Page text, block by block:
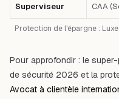
Protection de l'épargne :
Superviseur CAA
Pour approfondir : le
de sécurité 2026 et la
Avocat à clientèle